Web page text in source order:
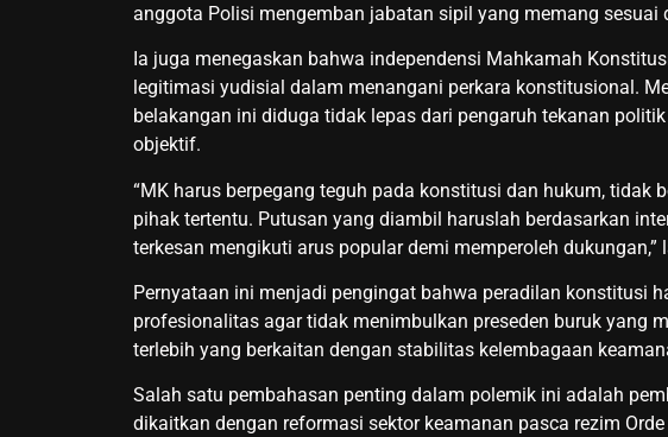
anggota Polisi mengemban jabatan sipil yang memang sesuai
Ia juga menegaskan bahwa independensi Mahkamah
legitimasi yudisial dalam menangani perkara konstitusional.
belakangan ini diduga tidak lepas dari pengaruh tekanan
objektif.
“MK harus berpegang teguh pada konstitusi dan hukum, tidak
pihak tertentu. Putusan yang diambil haruslah berdasarkan
terkesan mengikuti arus popular demi memperoleh dukungan,”
Pernyataan ini menjadi pengingat bahwa peradilan konstitusi
profesionalitas agar tidak menimbulkan preseden buruk yang
terlebih yang berkaitan dengan stabilitas kelembagaan
Salah satu pembahasan penting dalam polemik ini adalah
dikaitkan dengan reformasi sektor keamanan pasca rezim